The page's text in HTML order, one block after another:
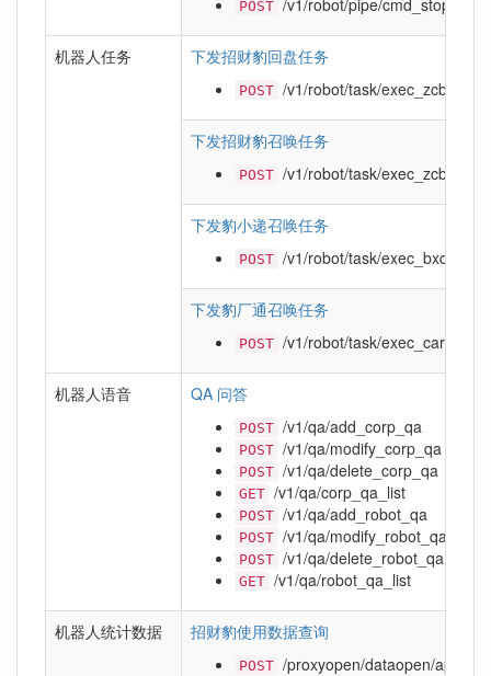
POST /v1/robot/pipe/
机器人任务 下发招财豹回盘任务
POST /v1/robot/task/
下发招财豹召唤任务
POST /v1/robot/task/
下发豹小递召唤任务
POST /v1/robot/task/
下发豹厂通召唤任务
POST /v1/robot/task/
机器人语音 QA 问答
POST /v1/qa/add_corp_qa
POST /v1/qa/modify_corp_qa
POST /v1/qa/delete_corp_qa
GET /v1/qa/corp_qa_list
POST /v1/qa/add_robot_qa
POST /v1/qa/modify_robot_qa
POST /v1/qa/delete_robot_qa
GET /v1/qa/robot_qa_list
机器人统计数据 招财豹使用数据查询
POST /proxyopen/dataopen/